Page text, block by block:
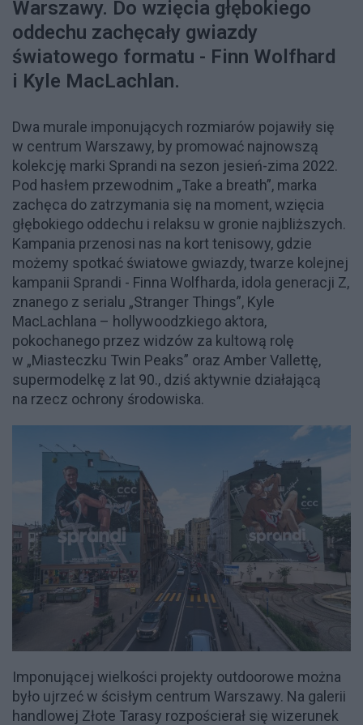
Warszawy. Do wzięcia głębokiego
oddechu zachęcały gwiazdy
światowego formatu - Finn Wolfhard
i Kyle MacLachlan.
Dwa murale imponujących rozmiarów pojawiły się
w centrum Warszawy, by promować najnowszą
kolekcję marki Sprandi na sezon jesień-zima 2022.
Pod hasłem przewodnim „Take a breath”, marka
zachęca do zatrzymania się na moment, wzięcia
głębokiego oddechu i relaksu w gronie najbliższych.
Kampania przenosi nas na kort tenisowy, gdzie
możemy spotkać światowe gwiazdy, twarze kolejnej
kampanii Sprandi - Finna Wolfharda, idola generacji Z,
znanego z serialu „Stranger Things”, Kyle
MacLachlana – hollywoodzkiego aktora,
pokochanego przez widzów za kultową rolę
w „Miasteczku Twin Peaks” oraz Amber Vallettę,
supermodelkę z lat 90., dziś aktywnie działającą
na rzecz ochrony środowiska.
Imponującej wielkości projekty outdoorowe można
było ujrzeć w ścisłym centrum Warszawy. Na galerii
handlowej Złote Tarasy rozpościerał się wizerunek